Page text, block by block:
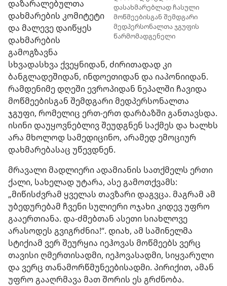
დასახმარებლად ჩასული
მოწმეებისგან შემდგარი
მედპერსონალთა ჯგუფის
წარმომადგენელი
დაზარალებულთა
დახმარების კომიტეტი
და მალევე დაიწყეს
დახმარების
გამოგზავნა
სხვადასხვა ქვეყნიდან, ძირითადად კი
ბანგლადეშიდან, ინდოეთიდან და იაპონიიდან.
რამდენიმე დღეში ევროპიდან ნეპალში ჩავიდა
მოწმეებისგან შემდგარი მედპერსონალთა
ჯგუფი, რომელიც ერთ-ერთ დარბაზში განთავსდა.
ისინი დაუყოვნებლივ შეუდგნენ საქმეს და ხალხს
არა მხოლოდ სამედიცინო, არამედ ემოციურ
დახმარებასაც უწევდნენ.
მრავალი მადლიერი ადამიანის სათქმელს ერთი
ქალი, სახელად უტარა, ასე გამოთქვამს:
„მიწისძვრამ ყველას თავზარი დაგვცა. მაგრამ ამ
უბედურებამ ჩვენი სულიერი ოჯახი კიდევ უფრო
გააერთიანა. და-ძმებთან ასეთი სიახლოვე
არასოდეს გვიგრძნია!“. დიახ, ამ საშინელმა
სტიქიამ ვერ შეურყია იეჰოვას მოწმეებს ვერც
თავისი ღმერთისადმი, იეჰოვასადმი, სიყვარული
და ვერც თანამორწმუნეებისადმი. პირიქით, ამან
უფრო გააღრმავა მათ შორის ეს გრძნობა.